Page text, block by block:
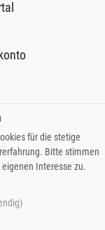
für die stetige
Bitte stimmen
Interesse zu.